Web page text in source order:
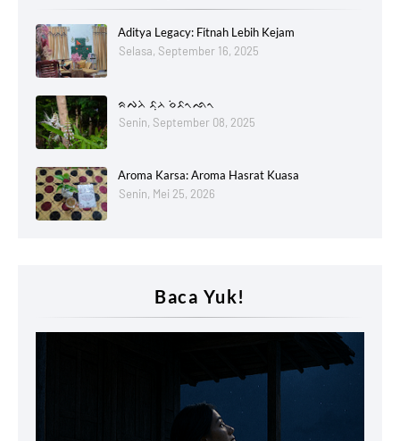
Aditya Legacy: Fitnah Lebih Kejam
Selasa, September 16, 2025
ᨑᨄᨂᨗ ᨅᨘᨂ ᨔᨗᨅᨚᨒᨚ
Senin, September 08, 2025
Aroma Karsa: Aroma Hasrat Kuasa
Senin, Mei 25, 2026
Baca Yuk!